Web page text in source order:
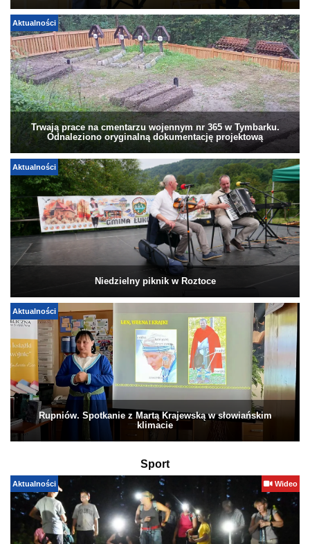
Aktualności
Trwają prace na cmentarzu wojennym nr 365 w Tymbarku.
Odnaleziono oryginalną dokumentację projektową
Aktualności
Niedzielny piknik w Roztoce
Aktualności
Rupniów. Spotkanie z Martą Krajewską w słowiańskim
klimacie
Sport
Aktualności Wideo